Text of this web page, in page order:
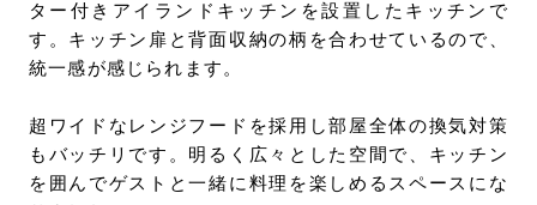
ター付きアイランドキッチンを設置したキッチンで
す。キッチン扉と背面収納の柄を合わせているので、
統一感が感じられます。
超ワイドなレンジフードを採用し部屋全体の換気対策
もバッチリです。明るく広々とした空間で、キッチン
を囲んでゲストと一緒に料理を楽しめるスペースにな